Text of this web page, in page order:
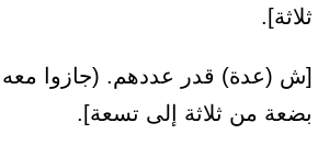
ثلاثة].
[ش (عدة) قدر عددهم. (جازوا معه
بضعة من ثلاثة إلى تسعة].